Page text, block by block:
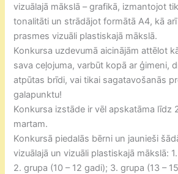
vizuālajā mākslā – grafikā, izmantojot
tonalitāti un strādājot formātā A4, kā
prasmes vizuāli plastiskajā mākslā.
Konkursa uzdevumā aicinājām attēlot
sava ceļojuma, varbūt kopā ar ģimeni,
atpūtas brīdi, vai tikai sagatavošanās
galapunktu!
Konkursa izstāde ir vēl apskatāma līdz
martam.
Konkursā piedalās bērni un jaunieši
vizuālajā un vizuāli plastiskajā mākslā:
2. grupa (10 – 12 gadi); 3. grupa (13 –